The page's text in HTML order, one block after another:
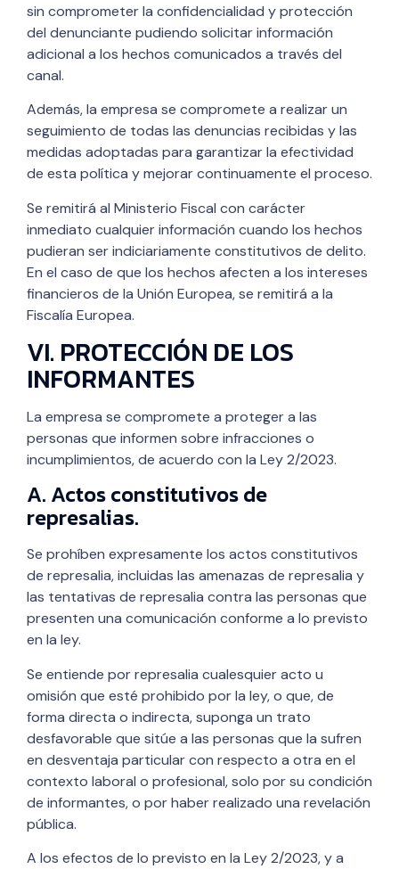
sin comprometer la confidencialidad y protección
del denunciante pudiendo solicitar información
adicional a los hechos comunicados a través del
canal.
Además, la empresa se compromete a realizar un
seguimiento de todas las denuncias recibidas y las
medidas adoptadas para garantizar la efectividad
de esta política y mejorar continuamente el proceso.
Se remitirá al Ministerio Fiscal con carácter
inmediato cualquier información cuando los hechos
pudieran ser indiciariamente constitutivos de delito.
En el caso de que los hechos afecten a los intereses
financieros de la Unión Europea, se remitirá a la
Fiscalía Europea.
VI. PROTECCIÓN DE LOS
INFORMANTES
La empresa se compromete a proteger a las
personas que informen sobre infracciones o
incumplimientos, de acuerdo con la Ley 2/2023.
A. Actos constitutivos de
represalias.
Se prohíben expresamente los actos constitutivos
de represalia, incluidas las amenazas de represalia y
las tentativas de represalia contra las personas que
presenten una comunicación conforme a lo previsto
en la ley.
Se entiende por represalia cualesquier acto u
omisión que esté prohibido por la ley, o que, de
forma directa o indirecta, suponga un trato
desfavorable que sitúe a las personas que la sufren
en desventaja particular con respecto a otra en el
contexto laboral o profesional, solo por su condición
de informantes, o por haber realizado una revelación
pública.
A los efectos de lo previsto en la Ley 2/2023, y a